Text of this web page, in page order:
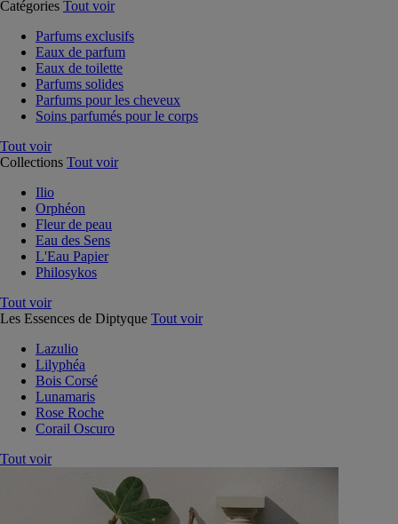
Catégories Tout voir
Parfums exclusifs
Eaux de parfum
Eaux de toilette
Parfums solides
Parfums pour les cheveux
Soins parfumés pour le corps
Tout voir
Collections Tout voir
Ilio
Orphéon
Fleur de peau
Eau des Sens
L'Eau Papier
Philosykos
Tout voir
Les Essences de Diptyque Tout voir
Lazulio
Lilyphéa
Bois Corsé
Lunamaris
Rose Roche
Corail Oscuro
Tout voir